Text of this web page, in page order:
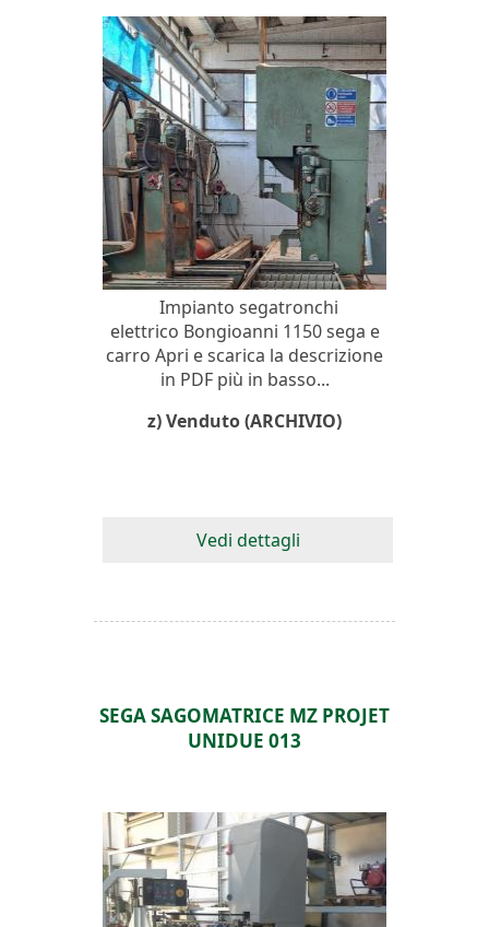
Impianto segatronchi
elettrico Bongioanni 1150 sega e
carro Apri e scarica la descrizione
in PDF più in basso...
z) Venduto (ARCHIVIO)
Vedi dettagli
SEGA SAGOMATRICE MZ PROJET
UNIDUE 013